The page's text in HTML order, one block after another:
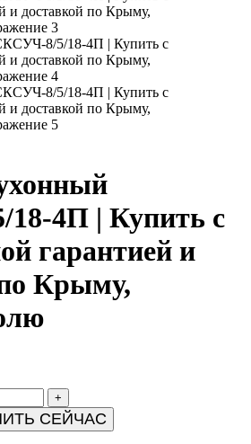
4П | Купить с
гарантией и
Крыму,
СЕЙЧАС